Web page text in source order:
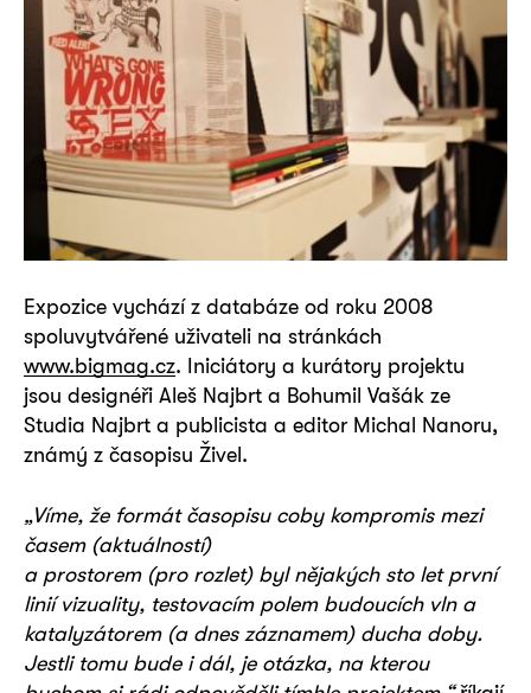
Expozice vychází z databáze od roku 2008
spoluvytvářené uživateli na stránkách
www.bigmag.cz. Iniciátory a kurátory projektu
jsou designéři Aleš Najbrt a Bohumil Vašák ze
Studia Najbrt a publicista a editor Michal Nanoru,
známý z časopisu Živel.
„Víme, že formát časopisu coby kompromis mezi
časem (aktuálností)
a prostorem (pro rozlet) byl nějakých sto let první
linií vizuality, testovacím polem budoucích vln a
katalyzátorem (a dnes záznamem) ducha doby.
Jestli tomu bude i dál, je otázka, na kterou